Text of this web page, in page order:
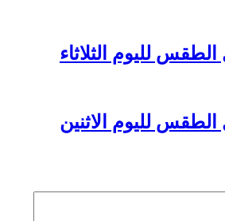
لليوم الثلاثاء
لليوم الاثنين